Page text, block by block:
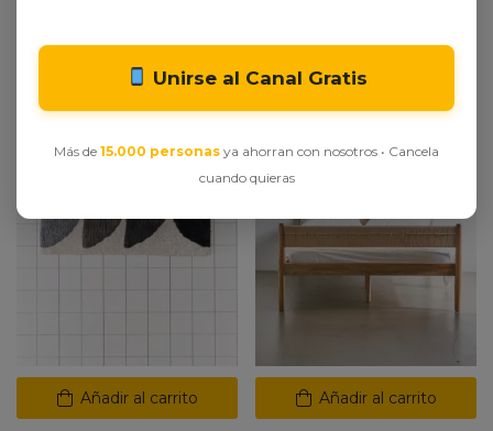
Añadir al carrito Añadir al carrito
Unirse al Canal Gratis
Más de 15.000 personas ya ahorran con nosotros • Cancela
cuando quieras